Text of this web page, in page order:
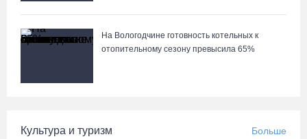
На Вологодчине готовность котельных к
отопительному сезону превысила 65%
Культура и туризм Больше